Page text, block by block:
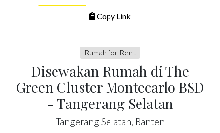
Copy Link
Rumah for Rent
Disewakan Rumah di The
Green Cluster Montecarlo BSD
- Tangerang Selatan
Tangerang Selatan, Banten